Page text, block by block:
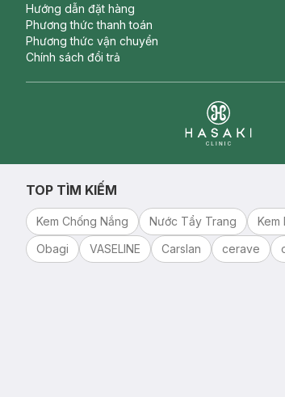
Hướng dẫn đặt hàng
Phương thức thanh toán
Phương thức vận chuyển
Chính sách đổi trả
TOP TÌM KIẾM
Kem Chống Nắng Nước Tẩy Trang Kem
Obagi
VASELINE Carslan cerave